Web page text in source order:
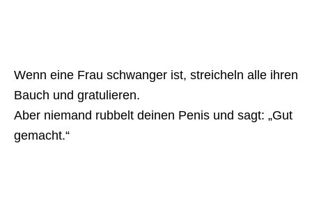
Wenn eine Frau schwanger ist, streicheln alle ihren
Bauch und gratulieren.
Aber niemand rubbelt deinen Penis und sagt: „Gut
gemacht.“